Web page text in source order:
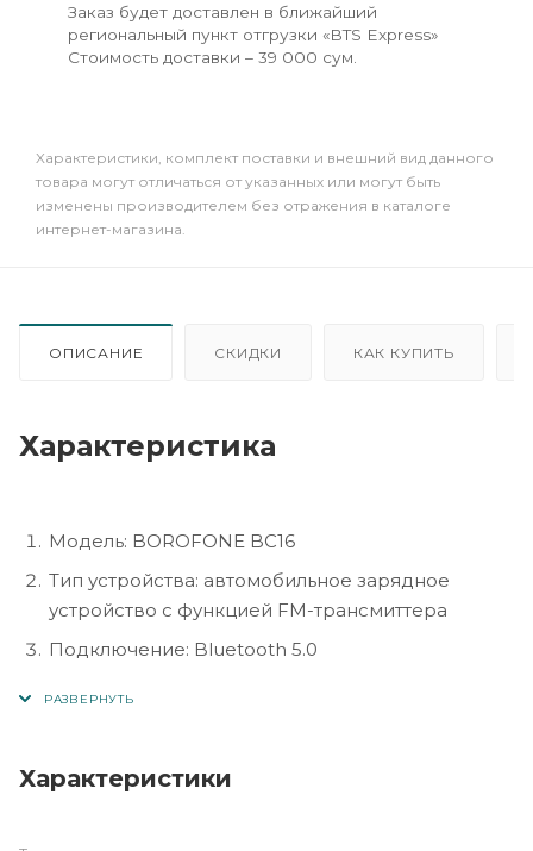
Заказ будет доставлен в ближайший
региональный пункт отгрузки «BTS Express»
Стоимость доставки – 39 000 сум.
Xарактеристики, комплект поставки и внешний вид данного
товара могут отличаться от указанных или могут быть
изменены производителем без отражения в каталоге
интернет-магазина.
ОПИСАНИЕ СКИДКИ КАК КУПИТЬ
Характеристика
Модель: BOROFONE BC16
Тип устройства: автомобильное зарядное
устройство с функцией FM-трансмиттера
Подключение: Bluetooth 5.0
Интерфейсы: 2 USB-порта, TF-Card, AUX
Характеристики